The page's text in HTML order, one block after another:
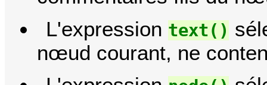
L'expression text()
nœud courant, ne